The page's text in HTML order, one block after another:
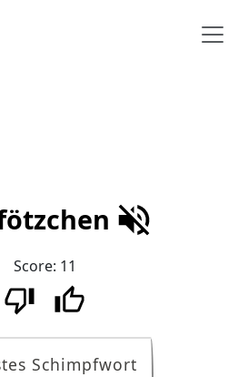
Score: 11
Schimpfwort